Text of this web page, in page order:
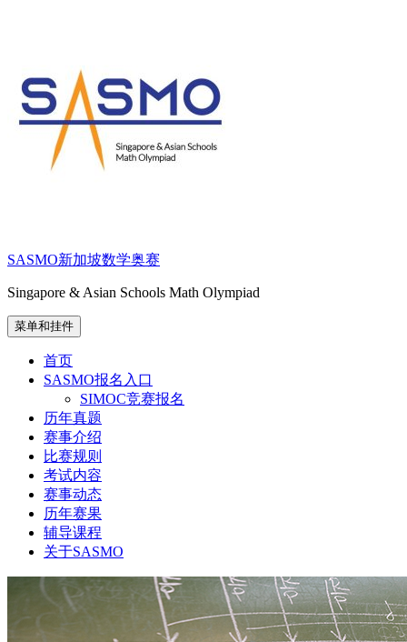
SASMO新加坡数学奥赛
Singapore & Asian Schools Math Olympiad
菜单和挂件
首页
SASMO报名入口
SIMOC竞赛报名
历年真题
赛事介绍
比赛规则
考试内容
赛事动态
历年赛果
辅导课程
关于SASMO